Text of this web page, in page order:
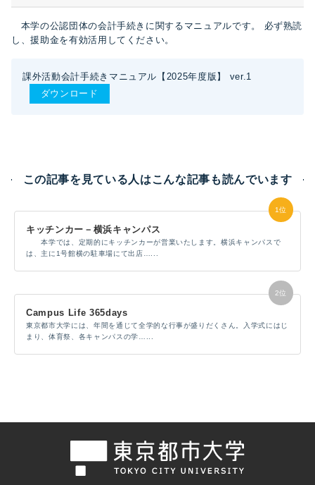
本学の公認団体の会計手続きに関するマニュアルです。 必ず熟読
し、援助金を有効活用してください。
課外活動会計手続きマニュアル【2025年度版】 ver.1
ダウンロード
この記事を見ている人はこんな記事も読んでいます
キッチンカー－横浜キャンパス
本学では、定期的にキッチンカーが営業いたします。横浜キャンパスで
は、主に1号館横の駐車場にて出店…...
Campus Life 365days
東京都市大学には、年間を通じて全学的な行事が盛りだくさん。入学式にはじ
まり、体育祭、各キャンパスの学…...